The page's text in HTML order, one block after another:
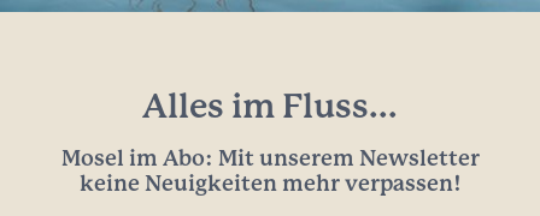
Alles im Fluss...
Mosel im Abo: Mit unserem Newsletter
keine Neuigkeiten mehr verpassen!